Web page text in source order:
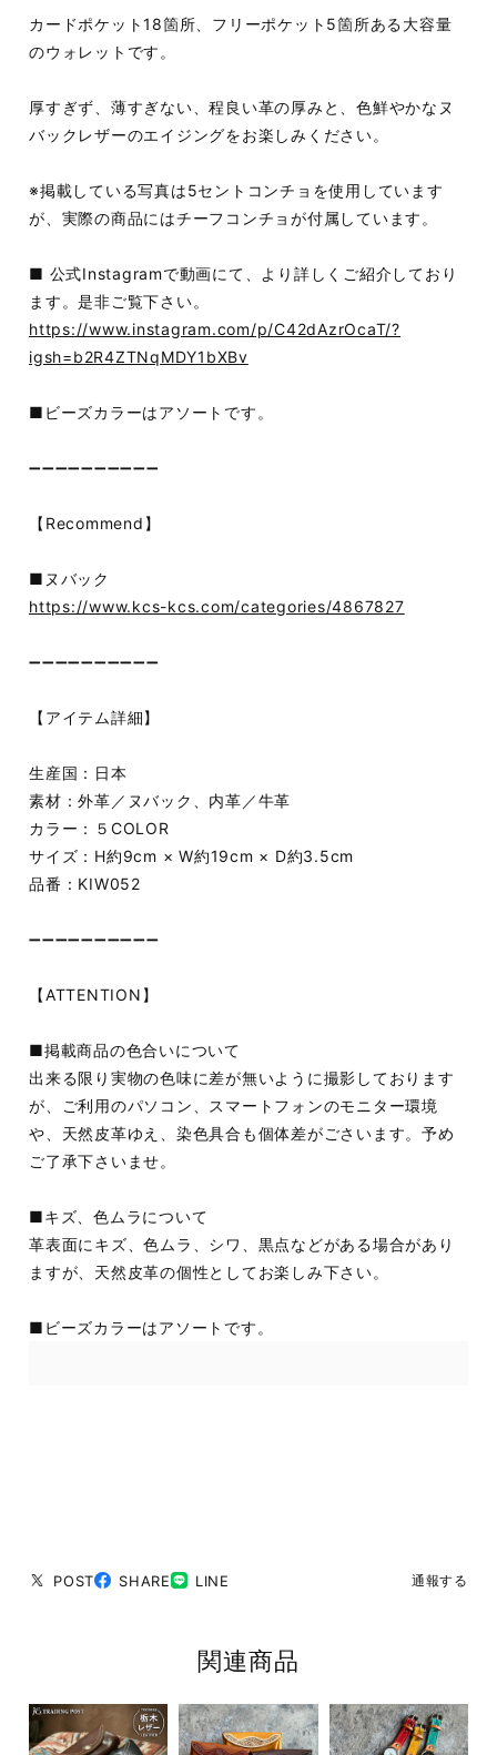
カードポケット18箇所、フリーポケット5箇所ある大容量
のウォレットです。
厚すぎず、薄すぎない、程良い革の厚みと、色鮮やかなヌ
バックレザーのエイジングをお楽しみください。
※掲載している写真は5セントコンチョを使用しています
が、実際の商品にはチーフコンチョが付属しています。
■ 公式Instagramで動画にて、より詳しくご紹介しており
ます。是非ご覧下さい。
https://www.instagram.com/p/C42dAzrOcaT/?
igsh=b2R4ZTNqMDY1bXBv
■ビーズカラーはアソートです。
➖➖➖➖➖➖➖➖➖➖
【Recommend】
■ヌバック
https://www.kcs-kcs.com/categories/4867827
➖➖➖➖➖➖➖➖➖➖
【アイテム詳細】
生産国：日本
素材：外革／ヌバック、内革／牛革
カラー：５COLOR
サイズ：H約9cm × W約19cm × D約3.5cm
品番：KIW052
➖➖➖➖➖➖➖➖➖➖
【ATTENTION】
■掲載商品の色合いについて
出来る限り実物の色味に差が無いように撮影しております
が、ご利用のパソコン、スマートフォンのモニター環境
や、天然皮革ゆえ、染色具合も個体差がごさいます。予め
ご了承下さいませ。
■キズ、色ムラについて
革表面にキズ、色ムラ、シワ、黒点などがある場合があり
ますが、天然皮革の個性としてお楽しみ下さい。
■ビーズカラーはアソートです。
POST SHARE LINE 通報する
関連商品